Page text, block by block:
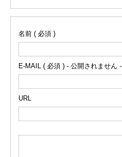
名前 ( 必須 )
E-MAIL ( 必須 ) - 公開されません -
URL